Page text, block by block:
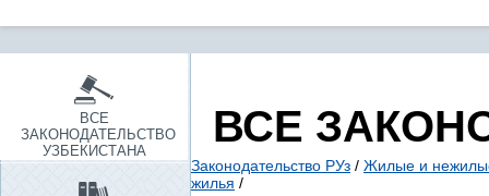
ВСЕ
ЗАКОНОДАТЕЛЬСТВО
УЗБЕКИСТАНА
ВСЕ
Законодательство РУз / Жилые и
жилья /